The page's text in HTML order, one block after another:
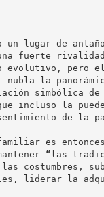
un lugar de
fuerte
evolutivo, pero
nubla la
simbólica
incluso la
de la
es
“las
costumbres,
liderar la